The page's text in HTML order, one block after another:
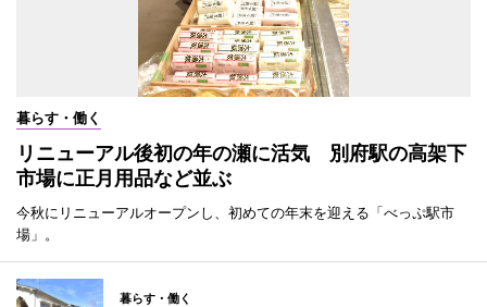
暮らす・働く
リニューアル後初の年の瀬に活気 別府駅の高架下
市場に正月用品など並ぶ
今秋にリニューアルオープンし、初めての年末を迎える「べっぷ駅市
場」。
暮らす・働く